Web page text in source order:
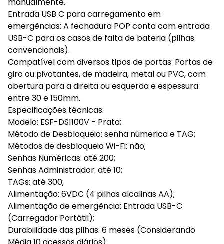
Entrada USB C para carregamento em
emergências: A fechadura POP conta com entrada
USB-C para os casos de falta de bateria (pilhas
convencionais).
Compatível com diversos tipos de portas: Portas de
giro ou pivotantes, de madeira, metal ou PVC, com
abertura para a direita ou esquerda e espessura
entre 30 e 150mm.
Especificações técnicas:
Modelo: ESF-DS1100V - Prata;
Método de Desbloqueio: senha númerica e TAG;
Métodos de desbloqueio Wi-Fi: não;
Senhas Numéricas: até 200;
Senhas Administrador: até 10;
TAGs: até 300;
Alimentação: 6VDC (4 pilhas alcalinas AA);
Alimentação de emergência: Entrada USB-C
(Carregador Portátil);
Durabilidade das pilhas: 6 meses (Considerando